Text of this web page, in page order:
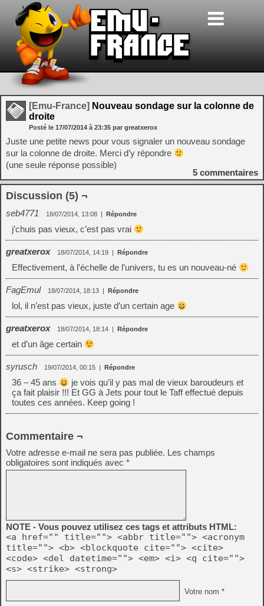
[Emu-France] Nouveau sondage sur la colonne de
droite
Posté le 17/07/2014 à 23:35 par greatxerox
Juste une petite news pour vous signaler un nouveau sondage
sur la colonne de droite. Merci d’y répondre
(une seule réponse possible)
5 commentaires
Discussion (5) ¬
seb4771 18/07/2014, 13:08 | Répondre
j’chuis pas vieux, c’est pas vrai
greatxerox 18/07/2014, 14:19 | Répondre
Effectivement, à l’échelle de l’univers, tu es un nouveau-né
FagEmul 18/07/2014, 18:13 | Répondre
lol, il n’est pas vieux, juste d’un certain age
greatxerox 18/07/2014, 18:14 | Répondre
et d’un âge certain
syrusch 19/07/2014, 00:15 | Répondre
36 – 45 ans
je vois qu’il y pas mal de vieux baroudeurs et
ça fait plaisir !!! Et GG à Jets pour tout le Taff effectué depuis
toutes ces années. Keep going !
Commentaire ¬
Votre adresse e-mail ne sera pas publiée. Les champs
obligatoires sont indiqués avec *
NOTE - Vous pouvez utilisez ces tags et attributs HTML:
<a href="" title=""> <abbr title=""> <acronym
title=""> <b> <blockquote cite=""> <cite>
<code> <del datetime=""> <em> <i> <q cite="">
<s> <strike> <strong>
Votre nom *